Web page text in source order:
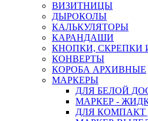
ВИЗИТНИЦЫ
ДЫРОКОЛЫ
КАЛЬКУЛЯТОРЫ
КАРАНДАШИ
КНОПКИ, СКРЕПКИ
КОНВЕРТЫ
КОРОБА АРХИВНЫЕ
МАРКЕРЫ
ДЛЯ БЕЛОЙ
МАРКЕР -
ДЛЯ КОМПАКТ